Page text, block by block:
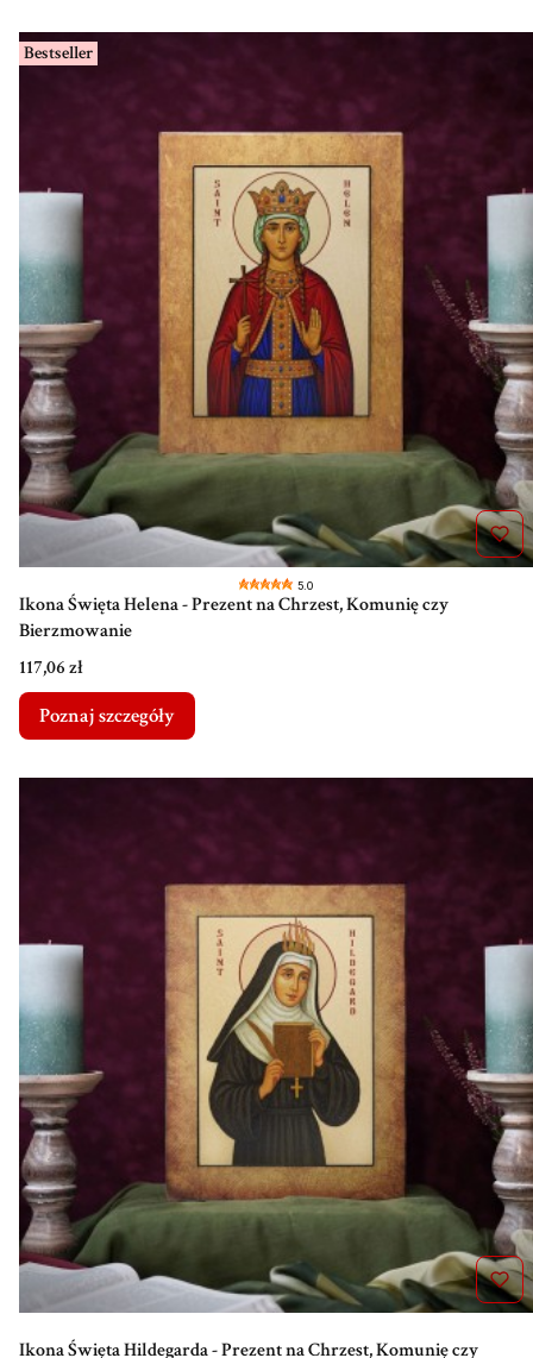
Bestseller
5.0
Ikona Święta Helena - Prezent na Chrzest, Komunię czy
Bierzmowanie
Cena
117,06 zł
Poznaj szczegóły
Ikona Święta Hildegarda - Prezent na Chrzest, Komunię czy